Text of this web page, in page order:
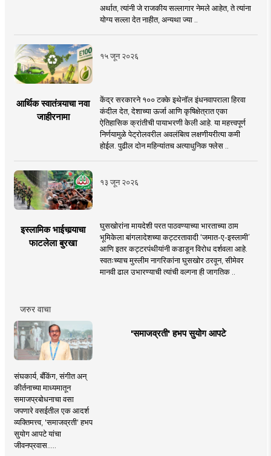
अर्थात, त्यांनी जे राजकीय सल्लागार नेमले आहेत, ते त्यांना
योग्य सल्ला देत नाहीत, अन्यथा ज्या ..
१५ जून २०२६
आर्थिक स्वातंत्र्याचा नवा
जाहीरनामा
केंद्र सरकारने १०० टक्के इथेनॉल इंधनवापराला हिरवा
कंदील देत, देशाच्या ऊर्जा आणि कृषिक्षेत्रात एका
ऐतिहासिक क्रांतीची पायाभरणी केली आहे. या महत्त्वपूर्ण
निर्णयामुळे पेट्रोलवरील अवलंबित्व लक्षणीयरीत्या कमी
होईल. पुढील दोन महिन्यांतच अत्याधुनिक फ्लेस ..
१३ जून २०२६
इस्लामिक भाईचार्‍याचा
फाटलेला बुरखा
घुसखोरांना मायदेशी परत पाठवण्याच्या भारताच्या ठाम
भूमिकेला बांगलादेशच्या कट्टरतावादी ‘जमात-ए-इस्लामी’
आणि इतर कट्टरपंथीयांनी कडाडून विरोध दर्शवला आहे.
स्वतःच्याच मुस्लीम नागरिकांना घुसखोर ठरवून, सीमेवर
मानवी ढाल उभारण्याची त्यांची वल्गना ही जागतिक ..
जरुर वाचा
'समाजव्रती' हभप सुयोग आपटे
संघकार्य, बँकिंग, संगीत अन्
कीर्तनाच्या माध्यमातून
समाजप्रबोधनाचा वसा
जपणारे वसईतील एक आदर्श
व्यक्तिमत्त्व, 'समाजव्रती' हभप
सुयोग आपटे यांचा
जीवनप्रवास.....